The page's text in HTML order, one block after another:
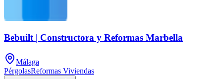
Bebuilt | Constructora y Reformas Marbella
Málaga
PérgolasReformas Viviendas